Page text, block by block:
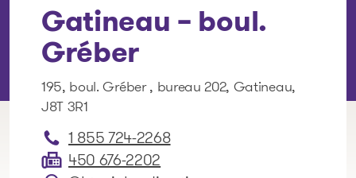
SMS 1 514 878-0888
Gatineau – boul.
Gréber
195, boul. Gréber , bureau 202, Gatineau,
J8T 3R1
1 855 724-2268
450 676-2202